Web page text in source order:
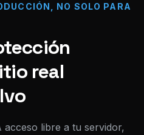
NO SOLO PARA
real
acceso libre a tu servidor,